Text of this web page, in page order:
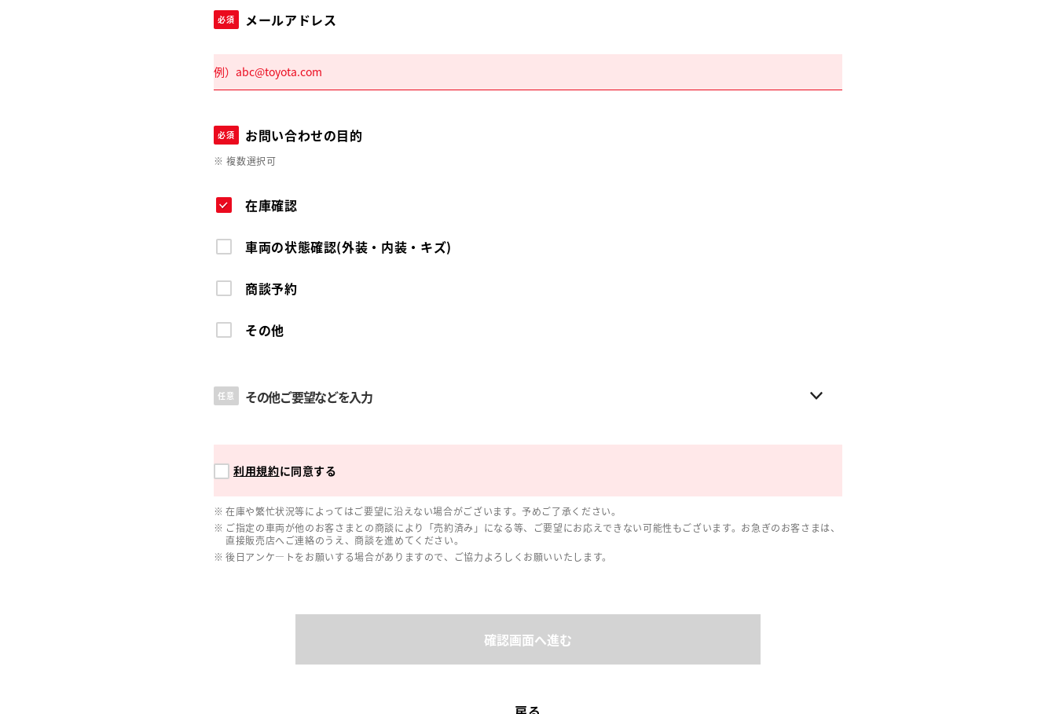
必須 メールアドレス
必須 お問い合わせの目的
※ 複数選択可
在庫確認
車両の状態確認(外装・内装・キズ)
商談予約
その他
任意 その他ご要望などを入力
利用規約に同意する
在庫や繁忙状況等によってはご要望に沿えない場合がございます。予めご了承ください。
ご指定の車両が他のお客さまとの商談により「売約済み」になる等、ご要望にお応えできない可能性もございます。お急ぎのお客さまは、
直接販売店へご連絡のうえ、商談を進めてください。
後日アンケ―トをお願いする場合がありますので、ご協力よろしくお願いいたします。
確認画面へ進む